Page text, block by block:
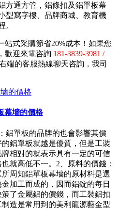
方通方管，鋁條扣及鋁單板幕
型寫字樓、品牌商城、教育機
。
站式采購節省20%成本！如果您
歡迎來電咨詢 181-3839-3981 /
端的客服熱線聊天咨詢，我司
幕墻的價格
鋁單板的品牌的也會影響其價
鋁單板就越是優質，但是工裝
相對的就表示具有一定的可信
就高低不一。2、原料的價錢：
周知鋁單板幕墻的原材料是選
加工而成的，因而鋁錠的每日
了金屬鋁的價錢，而工裝鋁扣
造是常用到的美利龍源藝金型